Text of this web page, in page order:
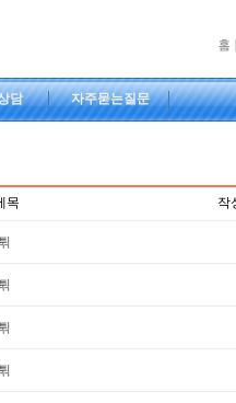
담 자주묻는질문
목 작